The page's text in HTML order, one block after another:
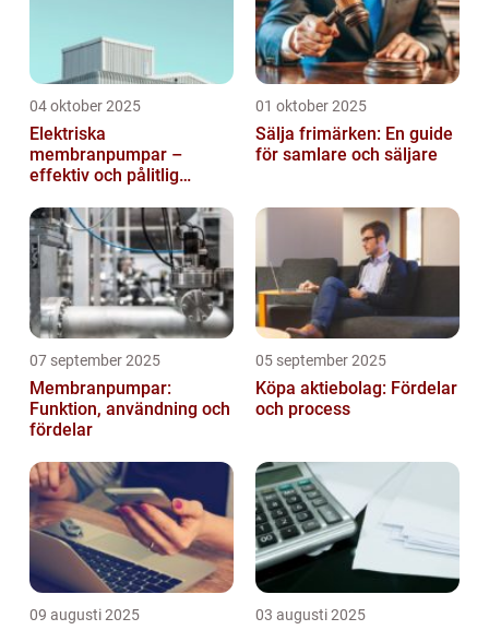
04 oktober 2025
Elektriska
membranpumpar –
effektiv och pålitlig
01 oktober 2025
Sälja frimärken: En guide
för samlare och säljare
07 september 2025
Membranpumpar:
Funktion, användning och
fördelar
05 september 2025
Köpa aktiebolag: Fördelar
och process
09 augusti 2025 03 augusti 2025